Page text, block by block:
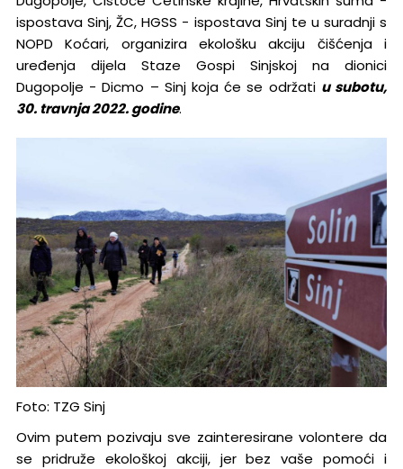
ispostava Sinj, ŽC, HGSS - ispostava Sinj te u suradnji s
NOPD Koćari, organizira ekološku akciju čišćenja i
uređenja dijela Staze Gospi Sinjskoj na dionici
Dugopolje - Dicmo – Sinj koja će se održati u subotu,
30. travnja 2022. godine.
Foto: TZG Sinj
Ovim putem pozivaju sve zainteresirane volontere da
se pridruže ekološkoj akciji, jer bez vaše pomoći i